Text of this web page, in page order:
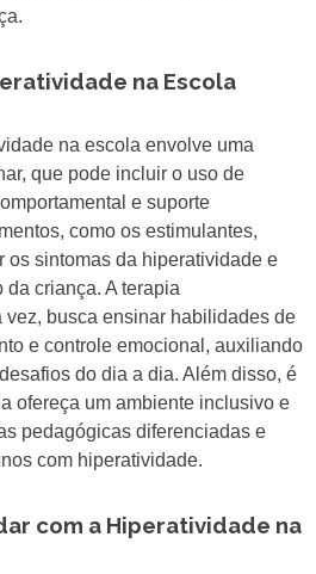
na Escola
na escola envolve uma
que pode incluir o uso de
e suporte
como os estimulantes,
os sintomas da hiperatividade e
da criança. A terapia
vez, busca ensinar habilidades de
e controle emocional, auxiliando
do dia a dia. Além disso, é
ofereça um ambiente inclusivo e
pedagógicas diferenciadas e
com hiperatividade.
com a Hiperatividade na